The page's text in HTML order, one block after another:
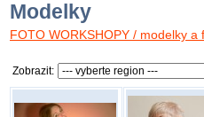
Modelky
FOTO WORKSHOPY / modelky
Zobrazit: